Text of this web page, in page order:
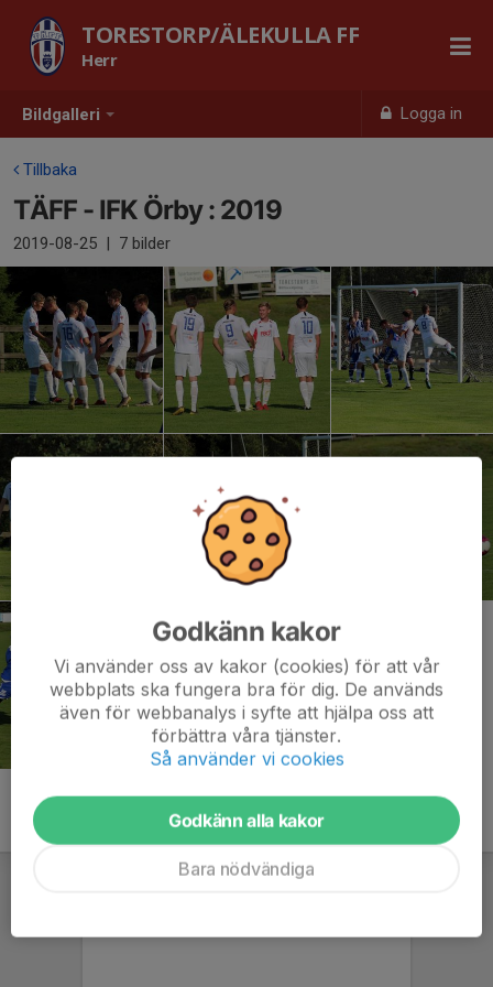
Bildgalleri Logga in
TORESTORP/ÄLEKULLA FF
Herr
Tillbaka
TÄFF - IFK Örby : 2019
2019-08-25 | 7 bilder
Godkänn kakor
Vi använder oss av kakor (cookies) för att vår
webbplats ska fungera bra för dig. De används
även för webbanalys i syfte att hjälpa oss att
förbättra våra tjänster.
Så använder vi cookies
Godkänn alla kakor
Bara nödvändiga